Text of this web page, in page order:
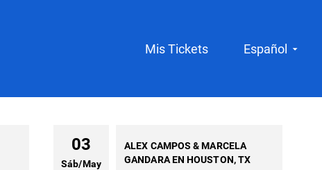
Español
Mis Tickets
03
Sáb/May
ALEX CAMPOS & MARCELA
GANDARA EN HOUSTON, TX